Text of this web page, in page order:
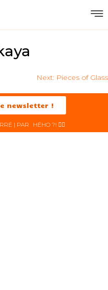
Next: Pieces of Glass
newsletter !
| PAR HÉHO ?! ✌🏻